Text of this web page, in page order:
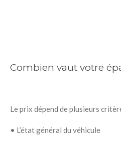
Combien vaut votre
Le prix dépend de plusieurs
• L’état général du véhicule